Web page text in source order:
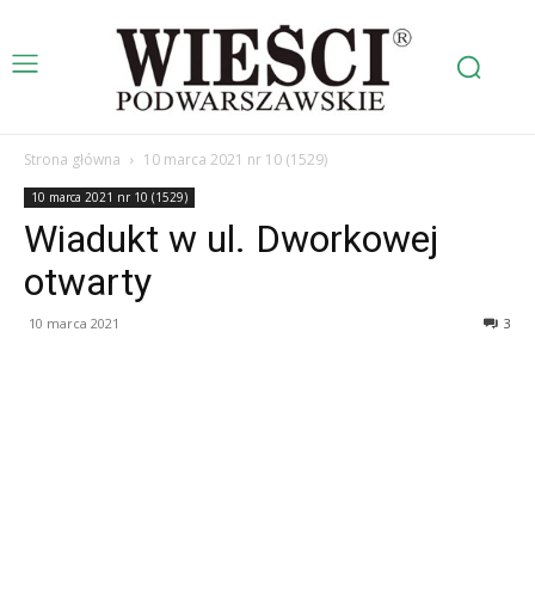
Strona główna 10 marca 2021 nr 10 (1529)
10 marca 2021 nr 10 (1529)
Wiadukt w ul. Dworkowej
otwarty
10 marca 2021 3